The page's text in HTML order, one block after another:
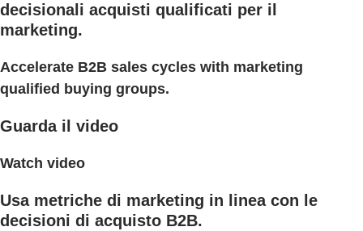
decisionali acquisti qualificati per il
marketing.
Accelerate B2B sales cycles with marketing
qualified buying groups.
Guarda il video
Watch video
Usa metriche di marketing in linea con le
decisioni di acquisto B2B.